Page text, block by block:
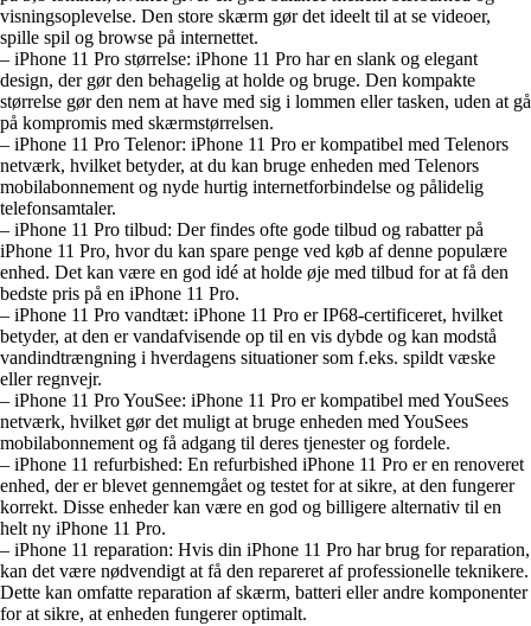
visningsoplevelse. Den store skærm gør det ideelt til at se videoer,
spille spil og browse på internettet.
– iPhone 11 Pro størrelse: iPhone 11 Pro har en slank og elegant
design, der gør den behagelig at holde og bruge. Den kompakte
størrelse gør den nem at have med sig i lommen eller tasken, uden at gå
på kompromis med skærmstørrelsen.
– iPhone 11 Pro Telenor: iPhone 11 Pro er kompatibel med Telenors
netværk, hvilket betyder, at du kan bruge enheden med Telenors
mobilabonnement og nyde hurtig internetforbindelse og pålidelig
telefonsamtaler.
– iPhone 11 Pro tilbud: Der findes ofte gode tilbud og rabatter på
iPhone 11 Pro, hvor du kan spare penge ved køb af denne populære
enhed. Det kan være en god idé at holde øje med tilbud for at få den
bedste pris på en iPhone 11 Pro.
– iPhone 11 Pro vandtæt: iPhone 11 Pro er IP68-certificeret, hvilket
betyder, at den er vandafvisende op til en vis dybde og kan modstå
vandindtrængning i hverdagens situationer som f.eks. spildt væske
eller regnvejr.
– iPhone 11 Pro YouSee: iPhone 11 Pro er kompatibel med YouSees
netværk, hvilket gør det muligt at bruge enheden med YouSees
mobilabonnement og få adgang til deres tjenester og fordele.
– iPhone 11 refurbished: En refurbished iPhone 11 Pro er en renoveret
enhed, der er blevet gennemgået og testet for at sikre, at den fungerer
korrekt. Disse enheder kan være en god og billigere alternativ til en
helt ny iPhone 11 Pro.
– iPhone 11 reparation: Hvis din iPhone 11 Pro har brug for reparation,
kan det være nødvendigt at få den repareret af professionelle teknikere.
Dette kan omfatte reparation af skærm, batteri eller andre komponenter
for at sikre, at enheden fungerer optimalt.